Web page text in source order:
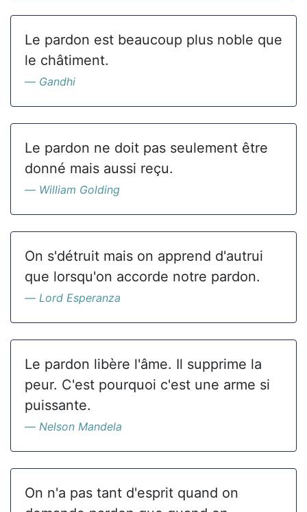
Le pardon est beaucoup plus noble que
le châtiment.
Gandhi
Le pardon ne doit pas seulement être
donné mais aussi reçu.
William Golding
On s'détruit mais on apprend d'autrui
que lorsqu'on accorde notre pardon.
Lord Esperanza
Le pardon libère l'âme. Il supprime la
peur. C'est pourquoi c'est une arme si
puissante.
Nelson Mandela
On n'a pas tant d'esprit quand on